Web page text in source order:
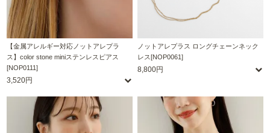
【金属アレルギー対応ノットアレプラ
ス】color stone miniステンレスピアス
[NOP0111]
3,520円
ノットアレプラス ロングチェーンネック
レス[NOP0061]
8,800円